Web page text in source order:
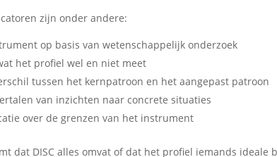
zijn onder andere:
op basis van wetenschappelijk onderzoek
het profiel wel en niet meet
tussen het kernpatroon en het aangepast patroon
van inzichten naar concrete situaties
over de grenzen van het instrument
dat DISC alles omvat of dat het profiel iemands ideale